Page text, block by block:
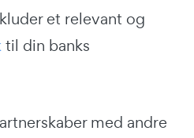
et relevant og
til din banks
med andre